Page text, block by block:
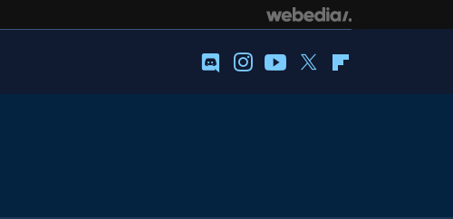
DiscordInstagramYoutubeTwitter